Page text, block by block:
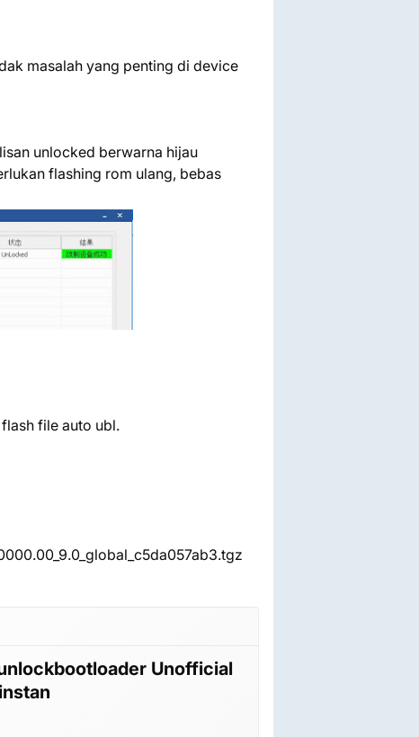
masalah yang penting di device
unlocked berwarna hijau
flashing rom ulang, bebas
file auto ubl.
Unofficial